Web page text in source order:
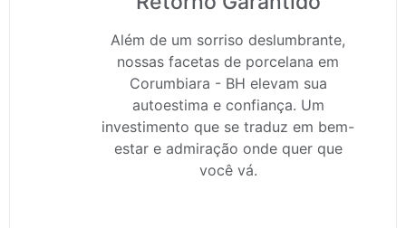
Além de um sorriso deslumbrante,
nossas facetas de porcelana em
Corumbiara - BH elevam sua
autoestima e confiança. Um
investimento que se traduz em bem-
estar e admiração onde quer que
você vá.